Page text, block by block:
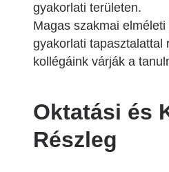
gyakorlati területen.
Magas szakmai
gyakorlati tapasztalattal
kollégáink várják a
Oktatási és
Részleg